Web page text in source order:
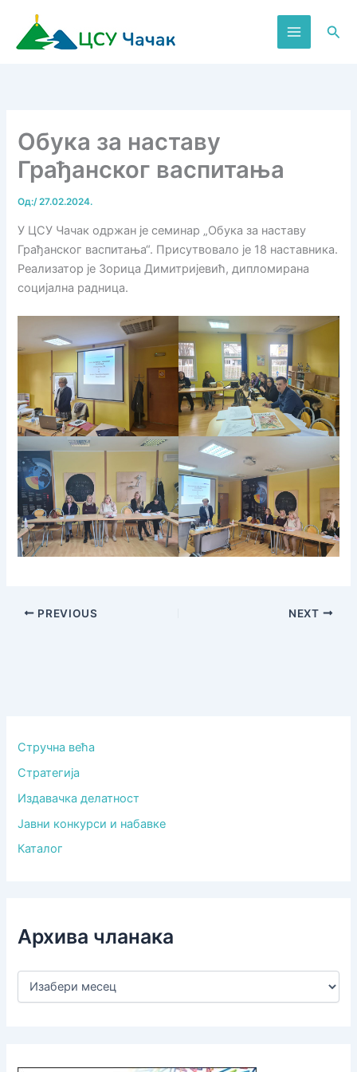
садржај
Обука за наставу
Грађанског васпитања
Од:/27.02.2024.
У ЦСУ Чачак одржан је семинар „Обука за наставу
Грађанског васпитања“. Присутвовало је 18 наставника.
Реализатор је Зорица Димитријевић, дипломирана
социјална радница.
PREVIOUS NEXT
Стручна већа
Стратегија
Издавачка делатност
Јавни конкурси и набавке
Каталог
Архива чланака